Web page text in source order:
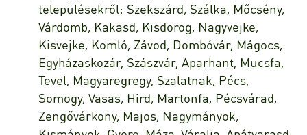
településekről: Szekszárd, Szálka, Mőcsény,
Várdomb, Kakasd, Kisdorog, Nagyvejke,
Kisvejke, Komló, Závod, Dombóvár, Mágocs,
Egyházaskozár, Szászvár, Aparhant, Mucsfa,
Tevel, Magyaregregy, Szalatnak, Pécs,
Somogy, Vasas, Hird, Martonfa, Pécsvárad,
Zengővárkony, Majos, Nagymányok,